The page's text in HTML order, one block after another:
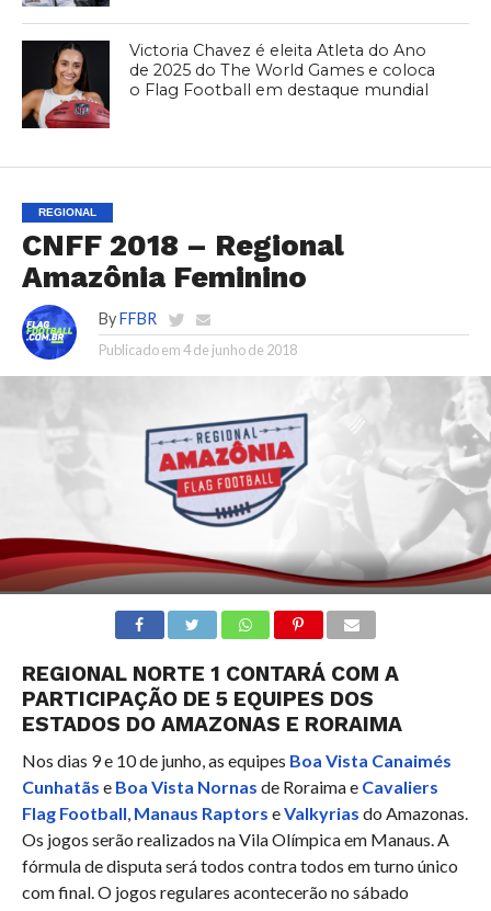
Victoria Chavez é eleita Atleta do Ano
de 2025 do The World Games e coloca
o Flag Football em destaque mundial
REGIONAL
CNFF 2018 – Regional
Amazônia Feminino
By FFBR
Publicado em4 de junho de 2018
REGIONAL NORTE 1 CONTARÁ COM A
PARTICIPAÇÃO DE 5 EQUIPES DOS
ESTADOS DO AMAZONAS E RORAIMA
Nos dias 9 e 10 de junho, as equipes Boa Vista Canaimés
Cunhatãs e Boa Vista Nornas de Roraima e Cavaliers
Flag Football, Manaus Raptors eValkyrias do Amazonas.
Os jogos serão realizados na Vila Olímpica em Manaus. A
fórmula de disputa será todos contra todos em turno único
com final. O jogos regulares acontecerão no sábado